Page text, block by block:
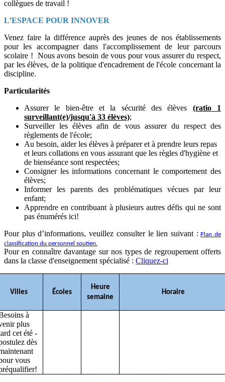
collègues de travail !
L’ESPACE POUR INNOVER
Venez faire la différence auprès des jeunes de nos établissements
pour les accompagner dans l'accomplissement de leur parcours
scolaire ! Nous avons besoin de vous pour vous assurer du respect,
par les élèves, de la politique d'encadrement de l'école concernant la
discipline.
Particularités
Assurer le bien-être et la sécurité des élèves (ratio 1
surveillant(e)/jusqu'à 33 élèves);
Surveiller les élèves afin de vous assurer du respect des
règlements de l'école;
Au besoin, aider les élèves à préparer et à prendre leurs repas
et leurs collations en vous assurant que les règles d'hygiène et
de bienséance sont respectées;
Consigner les informations concernant le comportement des
élèves;
Informer les parents des problématiques vécues par leur
enfant;
Apprendre en contribuant à plusieurs autres défis qui ne sont
pas énumérés ici!
Pour plus d’informations, veuillez consulter le lien suivant : Plan de
classification du personnel soutien.
Pour en connaître davantage sur nos types de regroupement offerts
dans la classe d'enseignement spécialisé : Cliquez-ci
Villes Écoles
Heure
semaine
Horaire
à
plus
cet été -
dès
vous